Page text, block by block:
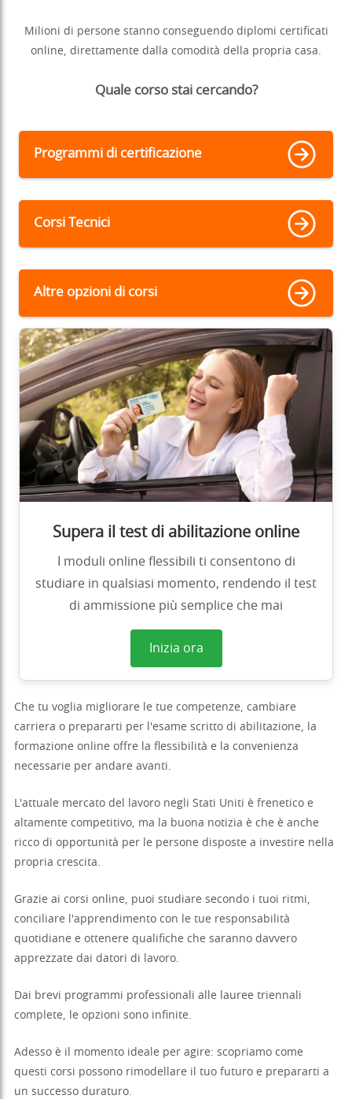
Milioni di persone stanno conseguendo diplomi certificati
online, direttamente dalla comodità della propria casa.
Quale corso stai cercando?
Programmi di certificazione
Corsi Tecnici
Altre opzioni di corsi
Supera il test di abilitazione online
I moduli online flessibili ti consentono di
studiare in qualsiasi momento, rendendo il test
di ammissione più semplice che mai
Inizia ora
Che tu voglia migliorare le tue competenze, cambiare
carriera o prepararti per l'esame scritto di abilitazione, la
formazione online offre la flessibilità e la convenienza
necessarie per andare avanti.
L'attuale mercato del lavoro negli Stati Uniti è frenetico e
altamente competitivo, ma la buona notizia è che è anche
ricco di opportunità per le persone disposte a investire nella
propria crescita.
Grazie ai corsi online, puoi studiare secondo i tuoi ritmi,
conciliare l'apprendimento con le tue responsabilità
quotidiane e ottenere qualifiche che saranno davvero
apprezzate dai datori di lavoro.
Dai brevi programmi professionali alle lauree triennali
complete, le opzioni sono infinite.
Adesso è il momento ideale per agire: scopriamo come
questi corsi possono rimodellare il tuo futuro e prepararti a
un successo duraturo.